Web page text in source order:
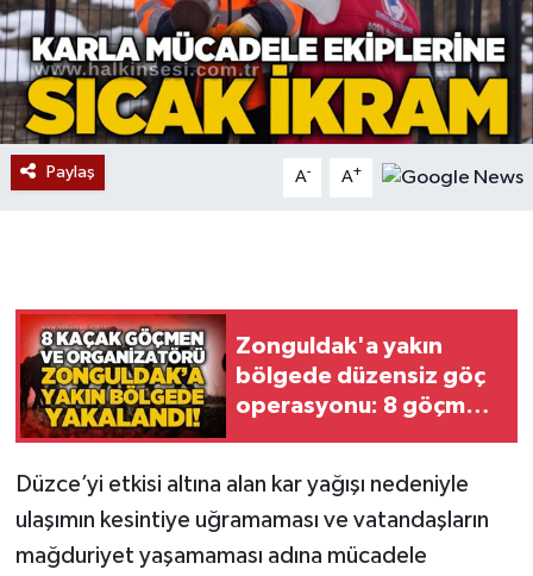
Paylaş A- A+
Zonguldak'a yakın
bölgede düzensiz göç
operasyonu: 8 göçmen
Düzce’yi etkisi altına alan kar yağışı nedeniyle
ulaşımın kesintiye uğramaması ve vatandaşların
mağduriyet yaşamaması adına mücadele
BİLİM VE TEKNOLOJİ
DUNYA
Düzce
Genel
Gökçebey
GÜNDEM
Kilimli